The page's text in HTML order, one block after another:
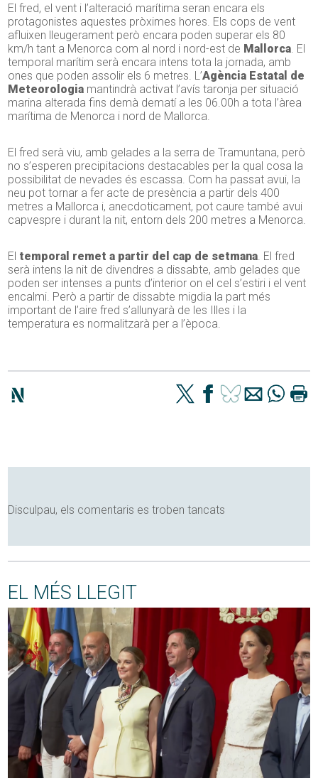
El fred, el vent i l’alteració marítima seran encara els
protagonistes aquestes pròximes hores. Els cops de vent
afluixen lleugerament però encara poden superar els 80
km/h tant a Menorca com al nord i nord-est de Mallorca. El
temporal marítim serà encara intens tota la jornada, amb
ones que poden assolir els 6 metres. L’Agència Estatal de
Meteorologia mantindrà activat l’avís taronja per situació
marina alterada fins demà dematí a les 06.00h a tota l’àrea
marítima de Menorca i nord de Mallorca.
El fred serà viu, amb gelades a la serra de Tramuntana, però
no s’esperen precipitacions destacables per la qual cosa la
possibilitat de nevades és escassa. Com ha passat avui, la
neu pot tornar a fer acte de presència a partir dels 400
metres a Mallorca i, anecdoticament, pot caure també avui
capvespre i durant la nit, entorn dels 200 metres a Menorca.
El temporal remet a partir del cap de setmana. El fred
serà intens la nit de divendres a dissabte, amb gelades que
poden ser intenses a punts d’interior on el cel s’estiri i el vent
encalmi. Però a partir de dissabte migdia la part més
important de l’aire fred s’allunyarà de les Illes i la
temperatura es normalitzarà per a l’època.
Disculpau, els comentaris es troben tancats
EL MÉS LLEGIT